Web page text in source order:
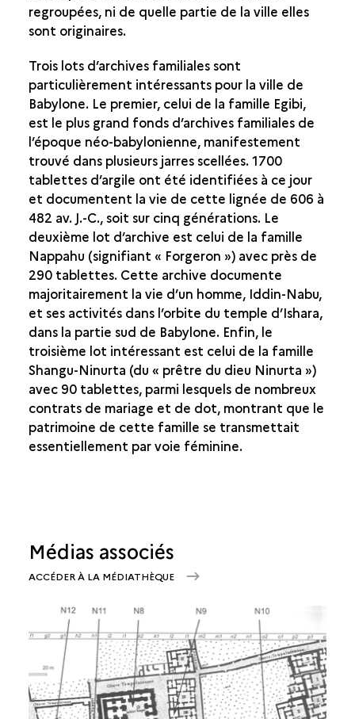
regroupées, ni de quelle partie de la ville elles
sont originaires.
Trois lots d’archives familiales sont
particulièrement intéressants pour la ville de
Babylone. Le premier, celui de la famille Egibi,
est le plus grand fonds d’archives familiales de
l’époque néo-babylonienne, manifestement
trouvé dans plusieurs jarres scellées. 1700
tablettes d’argile ont été identifiées à ce jour
et documentent la vie de cette lignée de 606 à
482 av. J.-C., soit sur cinq générations. Le
deuxième lot d’archive est celui de la famille
Nappahu (signifiant « Forgeron ») avec près de
290 tablettes. Cette archive documente
majoritairement la vie d’un homme, Iddin-Nabu,
et ses activités dans l’orbite du temple d’Ishara,
dans la partie sud de Babylone. Enfin, le
troisième lot intéressant est celui de la famille
Shangu-Ninurta (du « prêtre du dieu Ninurta »)
avec 90 tablettes, parmi lesquels de nombreux
contrats de mariage et de dot, montrant que le
patrimoine de cette famille se transmettait
essentiellement par voie féminine.
Médias associés
ACCÉDER À LA MÉDIATHÈQUE